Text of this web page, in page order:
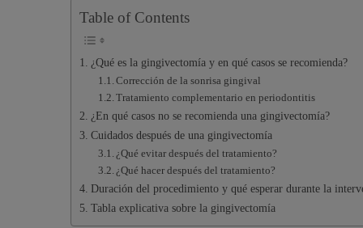
Table of Contents
¿Qué es la gingivectomía y en qué casos se recomienda?
Corrección de la sonrisa gingival
Tratamiento complementario en periodontitis
¿En qué casos no se recomienda una gingivectomía?
Cuidados después de una gingivectomía
¿Qué evitar después del tratamiento?
¿Qué hacer después del tratamiento?
Duración del procedimiento y qué esperar durante la
Tabla explicativa sobre la gingivectomía
“Muy recomendable! Trato
al igual que el tratamiento. Sin